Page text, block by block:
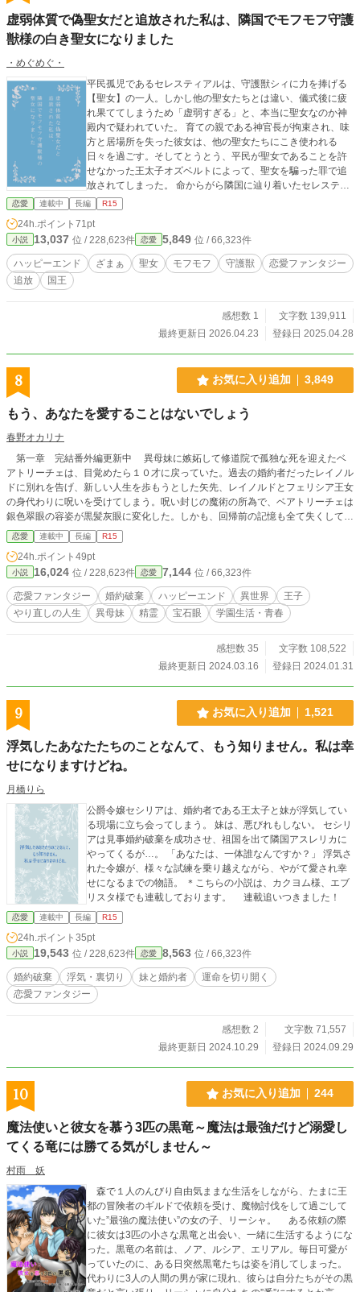
虚弱体質で偽聖女だと追放された私は、隣国でモフモフ守護
獣様の白き聖女になりました
・めぐめぐ・
平民孤児であるセレスティアルは、守護獣シィに力を捧げる
【聖女】の一人。しかし他の聖女たちとは違い、儀式後に疲
れ果ててしまうため「虚弱すぎる」と、本当に聖女なのか神
殿内で疑われていた。 育ての親である神官長が拘束され、味
方と居場所を失った彼女は、他の聖女たちにこき使われる
日々を過ごす。そしてとうとう、平民が聖女であることを許
せなかった王太子オズベルトによって、聖女を騙った罪で追
放されてしまった。 命からがら隣国に辿り着いたセレスティ
アルは、そこで衰弱した白き獣――守護獣ラメンテと、彼と
共に国を守ってきた国王レイと出会う。祖国とは違い、守護
獣ラメンテに力を捧げても一切疲れず、セレスティアルは本
来の力を発揮し、滅びかけていた隣国を再生していく。 「い
やいや！ レイ、僕の方がセレスティアルのこと、大好きだ
しっ!!」 「いーーや！ 俺の方が大好きだ!!」 モフモフ守護獣
恋愛 連載中 長編 R15
24h.ポイント 71pt
小説 13,037 位 / 228,623件 恋愛 5,849 位 / 66,323件
ハッピーエンド ざまぁ 聖女 モフモフ 守護獣
恋愛ファンタジー
追放
国王
感想数 1
文字数 139,911
最終更新日 2026.04.23
登録日 2025.04.28
8 お気に入り追加 3,849
もう、あなたを愛することはないでしょう
春野オカリナ
第一章 完結番外編更新中 異母妹に嫉妬して修道院で孤独な死を迎えたベ
アトリーチェは、目覚めたら１０才に戻っていた。過去の婚約者だったレイノル
ドに別れを告げ、新しい人生を歩もうとした矢先、レイノルドとフェリシア王女
の身代わりに呪いを受けてしまう。呪い封じの魔術の所為で、ベアトリーチェは
銀色翠眼の容姿が黒髪灰眼に変化した。しかも、回帰前の記憶も全て失くしてし
まい。記憶に残っているのは数日間の出来事だけだった。 実の両親に愛され
ている記憶しか持たないベアトリーチェは、これから新しい思い出を作ればいい
と両親に言われ、生まれ育ったアルカイドを後にする。 第二章 ベアトリ
ーチェは１５才になった。本来なら１３才から通える魔法魔術学園の入学を数年
遅らせる事になったのは、フロンティアの事を学ぶ必要があるからだった。
フロンティアはアルカイドとは比べ物にならないぐらい、高度な技術が発達して
いた。街には路面電車が走り、空にはエイが飛んでいる。そして、自動階段やエ
って動いている先進技術帝国フロンティア。 護衛騎士デミオン・クレージュ
と共に新しい学園生活を始めるベアトリーチェ。学園で出会った新しい学友、変
方、国王の命でフロンティアの技術を学ぶためにレイノルドやジュリア、ルシー
ラ達も留学してきて楽しい学園生活は不穏な空気を孕みつつ進んでいく。 第
二章は青春恋愛モード全開のシリアス＆ラブコメディ風になる予定です。 ベ
アトリーチェを巡る新しい恋の予感もお楽しみに！ ※印は回帰前の物語で
す。
恋愛 連載中 長編 R15
24h.ポイント 49pt
小説 16,024 位 / 228,623件 恋愛 7,144 位 / 66,323件
恋愛ファンタジー 婚約破棄 ハッピーエンド 異世界
王子
やり直しの人生
異母妹 精霊 宝石眼 学園生活・青春
感想数 35
文字数 108,522
最終更新日 2024.03.16
登録日 2024.01.31
9 お気に入り追加 1,521
浮気したあなたたちのことなんて、もう知りません。私は幸
せになりますけどね。
月橋りら
公爵令嬢セシリアは、婚約者である王太子と妹が浮気してい
る現場に立ち会ってしまう。 妹は、悪びれもしない。 セシリ
アは見事婚約破棄を成功させ、祖国を出て隣国アスレリカに
やってくるが…。 「あなたは、一体誰なんですか？」 浮気さ
れた令嬢が、様々な試練を乗り越えながら、やがて愛され幸
せになるまでの物語。 ＊こちらの小説は、カクヨム様、エブ
リスタ様でも連載しております。 連載追いつきました！
恋愛 連載中 長編 R15
24h.ポイント 35pt
小説 19,543 位 / 228,623件 恋愛 8,563 位 / 66,323件
婚約破棄 浮気・裏切り 妹と婚約者
運命を切り開く
恋愛ファンタジー
感想数 2
文字数 71,557
最終更新日 2024.10.29
登録日 2024.09.29
10 お気に入り追加 244
魔法使いと彼女を慕う3匹の黒竜～魔法は最強だけど溺愛し
てくる竜には勝てる気がしません～
村雨 妖
森で１人のんびり自由気ままな生活をしながら、たまに王
都の冒険者のギルドで依頼を受け、魔物討伐をして過ごして
いた”最強の魔法使い”の女の子、リーシャ。 ある依頼の際
に彼女は3匹の小さな黒竜と出会い、一緒に生活するようにな
った。黒竜の名前は、ノア、ルシア、エリアル。毎日可愛が
っていたのに、ある日突然黒竜たちは姿を消してしまった。
代わりに3人の人間の男が家に現れ、彼らは自分たちがその黒